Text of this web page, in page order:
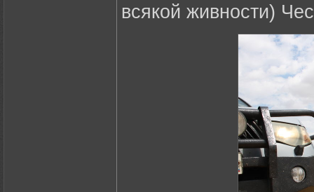
всякой живности)